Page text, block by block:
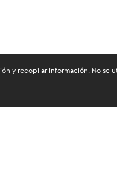
y recopilar información. No se